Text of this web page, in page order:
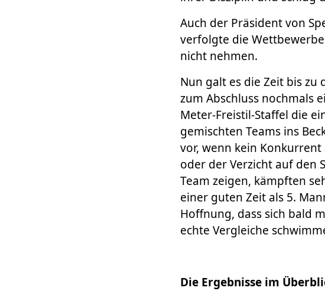
Auch der Präsident von
verfolgte die
nicht nehmen.
Nun galt es die Zeit bis
zum Abschluss nochmals
Meter-Freistil-Staffel die
gemischten Teams ins
vor, wenn kein
oder der Verzicht auf den
Team zeigen, kämpften
einer guten Zeit als 5.
Hoffnung, dass sich bald
echte Vergleiche
Die Ergebnisse im